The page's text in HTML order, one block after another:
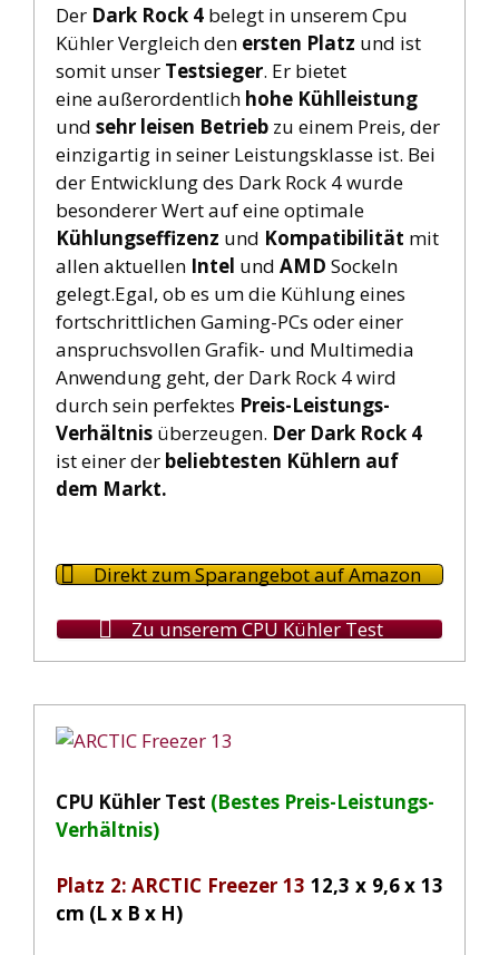
Der Dark Rock 4belegt in unserem Cpu
Kühler Vergleich den ersten Platz und ist
somit unser Testsieger. Er bietet
eine außerordentlich hohe Kühlleistung
und sehr leisen Betriebzu einem Preis, der
einzigartig in seiner Leistungsklasse ist. Bei
der Entwicklung des Dark Rock 4 wurde
besonderer Wert auf eine optimale
Kühlungseffizenz und Kompatibilität mit
allen aktuellenIntel und AMD Sockeln
gelegt.Egal, ob es um die Kühlung eines
fortschrittlichen Gaming-PCs oder einer
anspruchsvollen Grafik- und Multimedia
Anwendung geht, der Dark Rock 4 wird
durch sein perfektes Preis-Leistungs-
Verhältnisüberzeugen. Der Dark Rock 4
ist einer derbeliebtesten Kühlern auf
dem Markt.
Direkt zum Sparangebot auf Amazon
Zu unserem CPU Kühler Test
CPU Kühler Test (Bestes Preis-Leistungs-
Verhältnis)
Platz 2: ARCTIC Freezer 13 12,3 x 9,6 x 13
cm (L x B x H)